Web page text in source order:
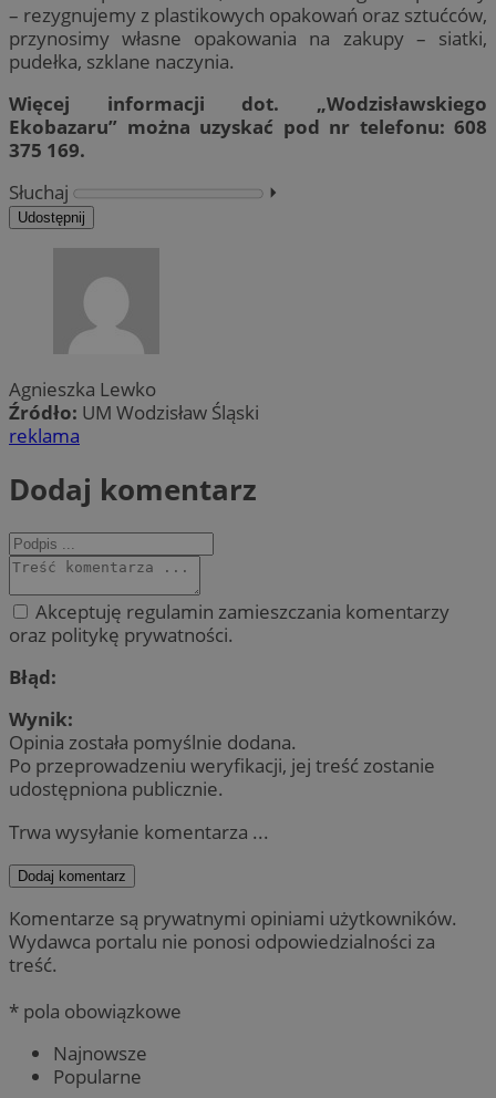
– rezygnujemy z plastikowych opakowań oraz sztućców,
przynosimy własne opakowania na zakupy – siatki,
pudełka, szklane naczynia.
Więcej informacji dot. „Wodzisławskiego
Ekobazaru” można uzyskać pod nr telefonu: 608
375 169.
Słuchaj
⏵︎
Udostępnij
Agnieszka Lewko
Źródło: UM Wodzisław Śląski
reklama
Dodaj komentarz
Akceptuję regulamin zamieszczania komentarzy
oraz politykę prywatności.
Błąd:
Wynik:
Opinia została pomyślnie dodana.
Po przeprowadzeniu weryfikacji, jej treść zostanie
udostępniona publicznie.
Trwa wysyłanie komentarza ...
Dodaj komentarz
Komentarze są prywatnymi opiniami użytkowników.
Wydawca portalu nie ponosi odpowiedzialności za
treść.
* pola obowiązkowe
Najnowsze
Popularne